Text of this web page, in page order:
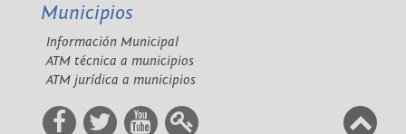
Municipios
Información Municipal
ATM técnica a municipios
ATM jurídica a municipios